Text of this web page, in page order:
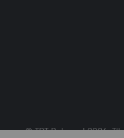
© TRT Belgesel 2026.